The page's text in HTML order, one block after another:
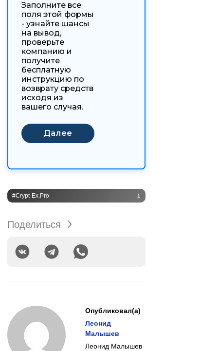
Заполните все
поля этой формы
- узнайте шансы
на вывод,
проверьте
компанию и
получите
бесплатную
инструкцию по
возврату средств
исходя из
вашего случая.
#Crypt-Ex.pro 1
Поделиться
Опубликовал(а)
Леонид
Малышев
Леонид Малышев